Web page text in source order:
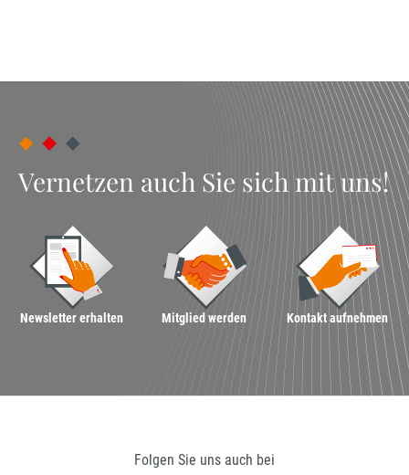
Vernetzen auch Sie sich mit uns!
Newsletter erhalten Mitglied werden Kontakt aufnehmen
Folgen Sie uns auch bei